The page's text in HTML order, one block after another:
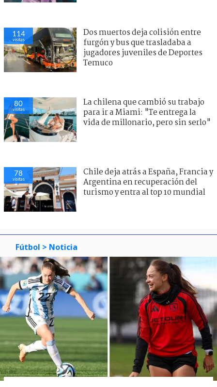
114
visitas
Dos muertos deja colisión entre
furgón y bus que trasladaba a
jugadores juveniles de Deportes
Temuco
80
visitas
La chilena que cambió su trabajo
para ir a Miami: "Te entrega la
vida de millonario, pero sin serlo"
78
visitas
Chile deja atrás a España, Francia y
Argentina en recuperación del
turismo y entra al top 10 mundial
Fútbol > Noticia